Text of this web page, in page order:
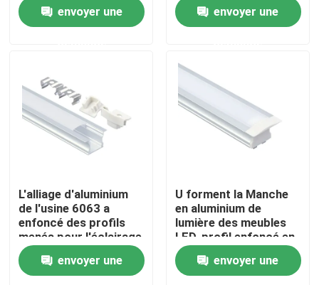
Au sujet de nous
Visite d'usine
Contactez-nous
Nouvelles
envoyer une envoyer une
L'alliage d'aluminium
de l'usine 6063 a
enfoncé des profils
menés pour l'éclairage
de Cabinet
envoyer une
U forment la Manche
en aluminium de
lumière des meubles
LED, profil enfoncé en
aluminium argenté de
LED
envoyer une